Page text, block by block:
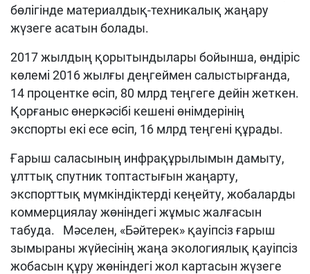
бөлігінде материалдық-техникалық жаңару
жүзеге асатын болады.
2017 жылдың қорытындылары бойынша, өндіріс
көлемі 2016 жылғы деңгеймен салыстырғанда,
14 процентке өсіп, 80 млрд теңгеге дейін жеткен.
Қорғаныс өнеркәсібі кешені өнімдерінің
экспорты екі есе өсіп, 16 млрд теңгені құрады.
Ғарыш саласының инфрақұрылымын дамыту,
ұлттық спутник топтастығын жаңарту,
экспорттық мүмкіндіктерді кеңейту, жобаларды
коммерциялау жөніндегі жұмыс жалғасын
табуда. Мәселен, «Бәйтерек» қауіпсіз ғарыш
зымыраны жүйесінің жаңа экологиялық қауіпсіз
жобасын құру жөніндегі жол картасын жүзеге